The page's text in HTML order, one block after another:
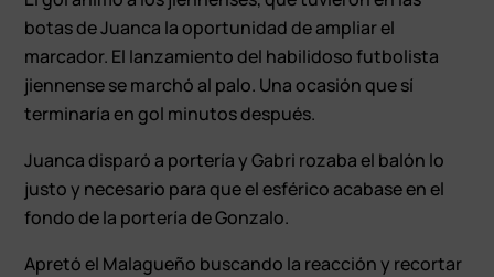
botas de Juanca la oportunidad de ampliar el
marcador. El lanzamiento del habilidoso futbolista
jiennense se marchó al palo. Una ocasión que sí
terminaría en gol minutos después.
Juanca disparó a portería y Gabri rozaba el balón lo
justo y necesario para que el esférico acabase en el
fondo de la portería de Gonzalo.
Apretó el Malagueño buscando la reacción y recortar